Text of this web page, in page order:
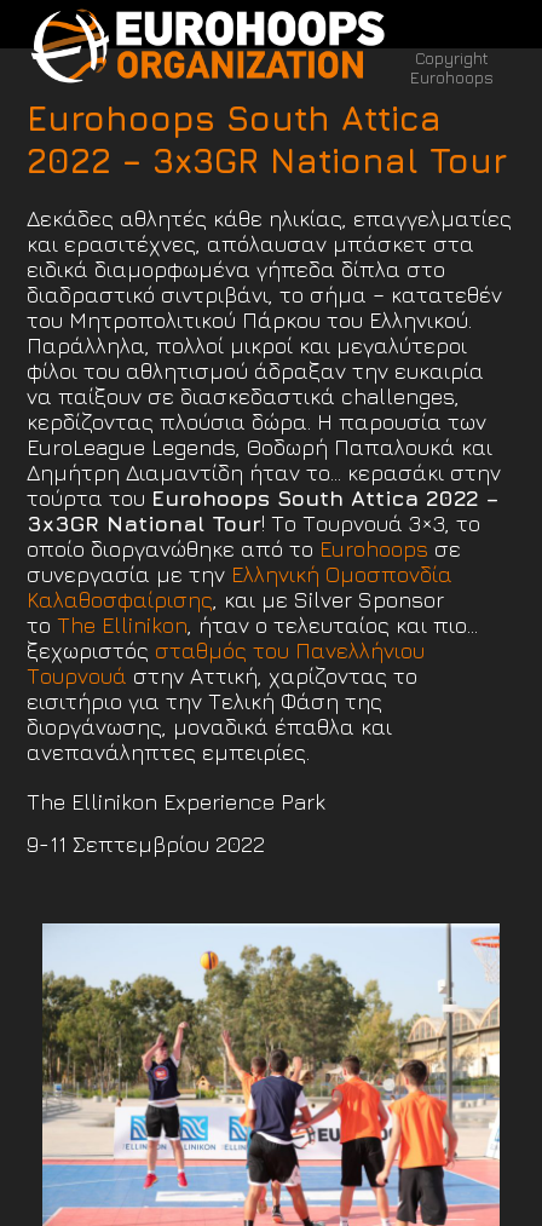
content
Open
mobile
menu
Close
mobile
menu
Eurohoops South Attica
2022 – 3x3GR National Tour
Δεκάδες αθλητές κάθε ηλικίας, επαγγελματίες
και ερασιτέχνες, απόλαυσαν μπάσκετ στα
ειδικά διαμορφωμένα γήπεδα δίπλα στο
διαδραστικό σιντριβάνι, το σήμα – κατατεθέν
του Μητροπολιτικού Πάρκου του Ελληνικού.
Παράλληλα, πολλοί μικροί και μεγαλύτεροι
φίλοι του αθλητισμού άδραξαν την ευκαιρία
να παίξουν σε διασκεδαστικά challenges,
κερδίζοντας πλούσια δώρα. Η παρουσία των
EuroLeague Legends, Θοδωρή Παπαλουκά και
Δημήτρη Διαμαντίδη ήταν το… κερασάκι στην
τούρτα του Eurohoops South Attica 2022 –
3x3GR National Tour! Το Τουρνουά 3×3, το
οποίο διοργανώθηκε από το Eurohoops σε
συνεργασία με την Ελληνική Ομοσπονδία
Καλαθοσφαίρισης , και με Silver Sponsor
τοThe Ellinikon , ήταν ο τελευταίος και πιο…
ξεχωριστός σταθμός του Πανελλήνιου
Τουρνουά στην Αττική, χαρίζοντας το
εισιτήριο για την Τελική Φάση της
διοργάνωσης, μοναδικά έπαθλα και
ανεπανάληπτες εμπειρίες.
The Ellinikon Experience Park
9-11 Σεπτεμβρίου 2022
Copyright
Eurohoops